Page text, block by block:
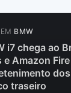
BMW
i7 chega ao
e Amazon
traseiro